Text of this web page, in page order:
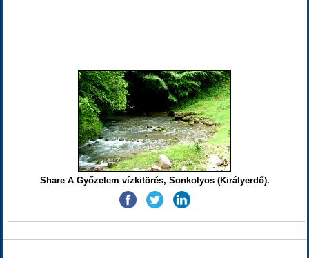
Share A Győzelem vízkitörés, Sonkolyos (Királyerdő).